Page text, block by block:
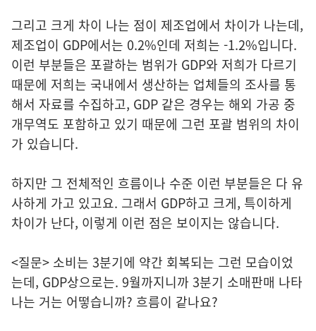
그리고 크게 차이 나는 점이 제조업에서 차이가 나는데,
제조업이 GDP에서는 0.2%인데 저희는 -1.2%입니다.
이런 부분들은 포괄하는 범위가 GDP와 저희가 다르기
때문에 저희는 국내에서 생산하는 업체들의 조사를 통
해서 자료를 수집하고, GDP 같은 경우는 해외 가공 중
개무역도 포함하고 있기 때문에 그런 포괄 범위의 차이
가 있습니다.
하지만 그 전체적인 흐름이나 수준 이런 부분들은 다 유
사하게 가고 있고요. 그래서 GDP하고 크게, 특이하게
차이가 난다, 이렇게 이런 점은 보이지는 않습니다.
<질문> 소비는 3분기에 약간 회복되는 그런 모습이었
는데, GDP상으로는. 9월까지니까 3분기 소매판매 나타
나는 거는 어떻습니까? 흐름이 같나요?